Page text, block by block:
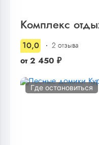
Комплекс
10,0 2 отзыва
от 2 450 ₽
Где остановиться